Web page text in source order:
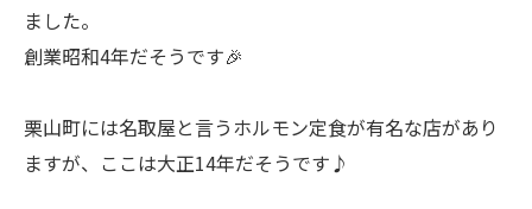
ました。
創業昭和4年だそうです🎉
栗山町には名取屋と言うホルモン定食が有名な店があり
ますが、ここは大正14年だそうです♪